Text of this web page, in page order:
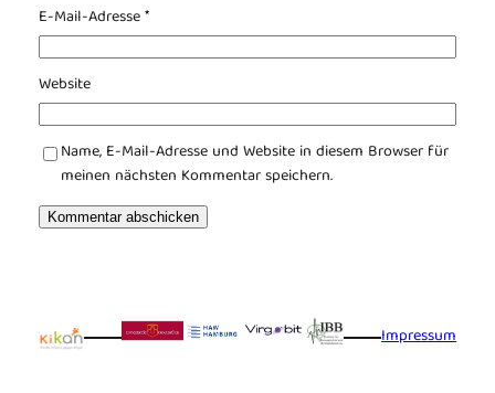
E-Mail-Adresse*
Website
Name, E-Mail-Adresse und Website in diesem Browser für
meinen nächsten Kommentar speichern.
Impressum